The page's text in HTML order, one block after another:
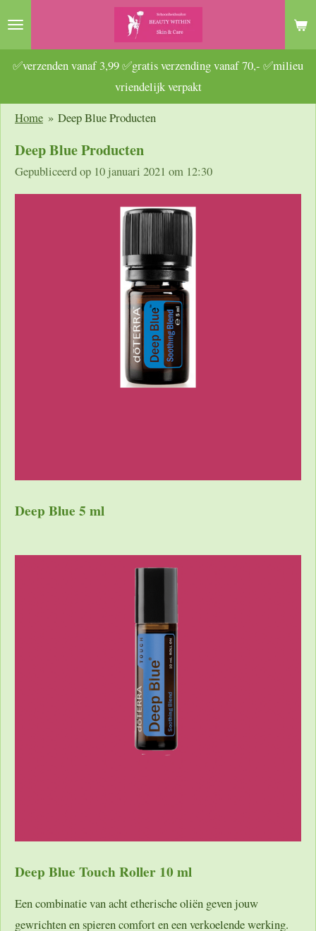
Ga
naar
hoofdinhoud
✅verzenden vanaf 3,99 ✅gratis verzending vanaf 70,- ✅milieu
vriendelijk verpakt
Home » Deep Blue Producten
Deep Blue Producten
Gepubliceerd op 10 januari 2021 om 12:30
Deep Blue 5 ml
Deep Blue Touch Roller 10 ml
Een combinatie van acht etherische oliën geven jouw
gewrichten en spieren comfort en een verkoelende werking.